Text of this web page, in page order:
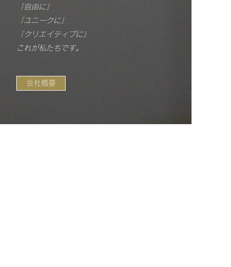
「自由に」
「ユニークに」
「クリエイティブに」
これが私たちです。
会社概要